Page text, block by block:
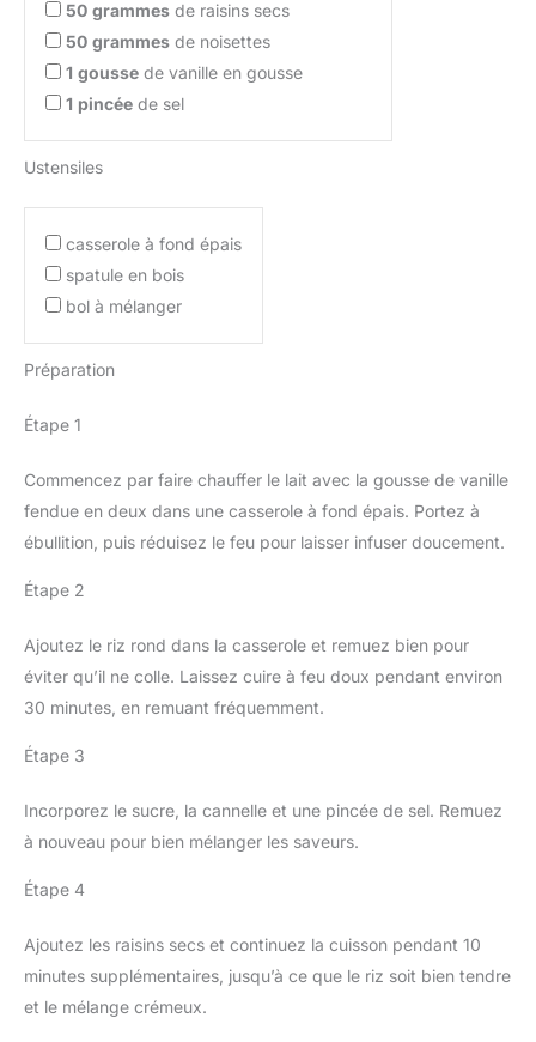
50 grammes de raisins secs
50 grammes de noisettes
1 gousse de vanille en gousse
1 pincée de sel
Ustensiles
casserole à fond épais
spatule en bois
bol à mélanger
Préparation
Étape 1
Commencez par faire chauffer le lait avec la gousse de vanille
fendue en deux dans une casserole à fond épais. Portez à
ébullition, puis réduisez le feu pour laisser infuser doucement.
Étape 2
Ajoutez le riz rond dans la casserole et remuez bien pour
éviter qu’il ne colle. Laissez cuire à feu doux pendant environ
30 minutes, en remuant fréquemment.
Étape 3
Incorporez le sucre, la cannelle et une pincée de sel. Remuez
à nouveau pour bien mélanger les saveurs.
Étape 4
Ajoutez les raisins secs et continuez la cuisson pendant 10
minutes supplémentaires, jusqu’à ce que le riz soit bien tendre
et le mélange crémeux.